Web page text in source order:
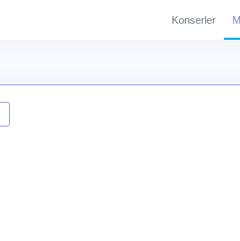
Konserler